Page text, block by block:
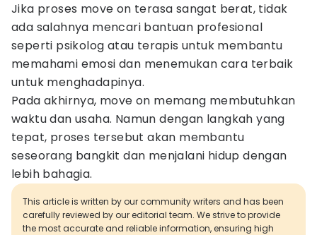
Jika proses move on terasa sangat berat, tidak
ada salahnya mencari bantuan profesional
seperti psikolog atau terapis untuk membantu
memahami emosi dan menemukan cara terbaik
untuk menghadapinya.
Pada akhirnya, move on memang membutuhkan
waktu dan usaha. Namun dengan langkah yang
tepat, proses tersebut akan membantu
seseorang bangkit dan menjalani hidup dengan
lebih bahagia.
This article is written by our community writers and has been
carefully reviewed by our editorial team. We strive to provide
the most accurate and reliable information, ensuring high